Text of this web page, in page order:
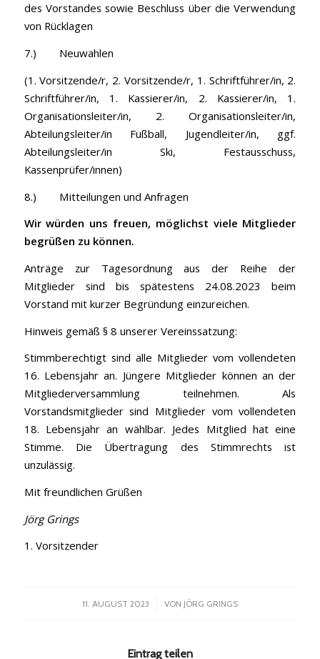
des Vorstandes sowie Beschluss über die Verwendung
von Rücklagen
7.) Neuwahlen
(1. Vorsitzende/r, 2. Vorsitzende/r, 1. Schriftführer/in, 2.
Schriftführer/in, 1. Kassierer/in, 2. Kassierer/in, 1.
Organisationsleiter/in, 2. Organisationsleiter/in,
Abteilungsleiter/in Fußball, Jugendleiter/in, ggf.
Abteilungsleiter/in Ski, Festausschuss,
Kassenprüfer/innen)
8.) Mitteilungen und Anfragen
Wir würden uns freuen, möglichst viele Mitglieder
begrüßen zu können.
Anträge zur Tagesordnung aus der Reihe der
Mitglieder sind bis spätestens 24.08.2023 beim
Vorstand mit kurzer Begründung einzureichen.
Hinweis gemäß § 8 unserer Vereinssatzung:
Stimmberechtigt sind alle Mitglieder vom vollendeten
16. Lebensjahr an. Jüngere Mitglieder können an der
Mitgliederversammlung teilnehmen. Als
Vorstandsmitglieder sind Mitglieder vom vollendeten
18. Lebensjahr an wählbar. Jedes Mitglied hat eine
Stimme. Die Übertragung des Stimmrechts ist
unzulässig.
Mit freundlichen Grüßen
Jörg Grings
1. Vorsitzender
11. AUGUST 2023
/ VON JÖRG GRINGS
Eintrag teilen